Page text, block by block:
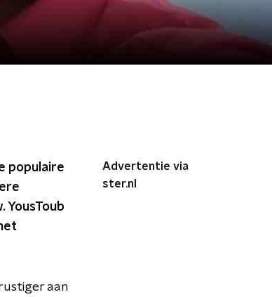
populaire
YousToub
aan
Advertentie via
ster.nl